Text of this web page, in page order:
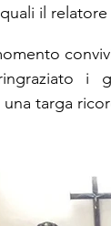
il
i
targa